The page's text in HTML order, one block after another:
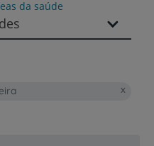
da saúde